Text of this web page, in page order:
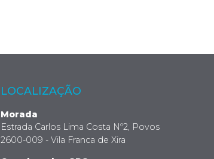
LOCALIZAÇÃO
Morada
Estrada Carlos Lima Costa Nº2, Povos
2600-009 - Vila Franca de Xira